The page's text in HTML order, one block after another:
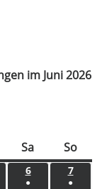
im Juni 2026
Sa So
6
●
7
●